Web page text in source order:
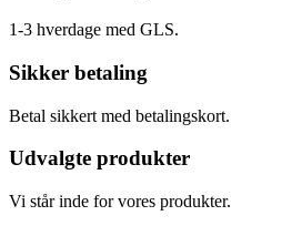
1-3 hverdage med GLS.
Sikker betaling
Betal sikkert med betalingskort.
Udvalgte produkter
Vi står inde for vores produkter.